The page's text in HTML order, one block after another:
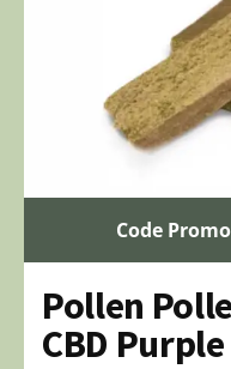
Code
Pollen
CBD Purple